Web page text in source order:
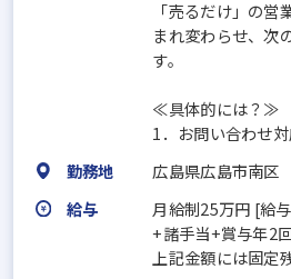
「売るだけ」の
まれ変わらせ、次
す。
≪具体的には？≫
1．お問い合わせ
勤務地
広島県広島市南区
給与
月給制25万円 [給
+諸手当+賞与年2
上記金額には固定